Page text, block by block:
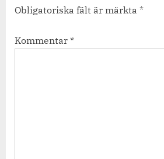
Obligatoriska fält är märkta *
Kommentar *